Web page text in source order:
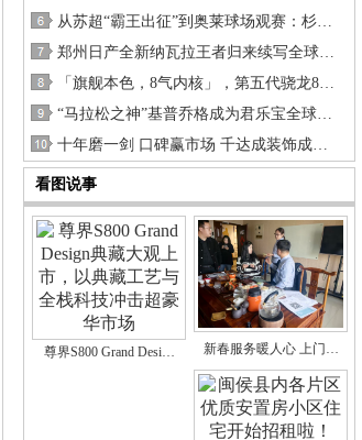
从苏超“霸王出征”到奥莱球场观赛：杉…
郑州日产全新纳瓦拉王者归来续写全球…
「旗舰本色，8气内核」，第五代骁龙8…
“马拉松之神”基普乔格成为君乐宝全球…
十年磨一剑 口碑赢市场 千达成装饰成…
看图说事
尊界S800 Grand Desi… 新春服务暖人心 上门…